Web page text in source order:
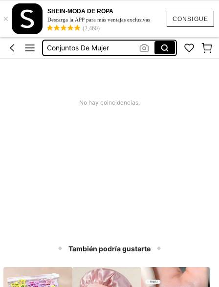
CONSIGUE
×
SHEIN-MODA DE ROPA
Descarga la APP para más ventajas exclusivas
(2,460)
Conjuntos Elegantes Para Dama
Conjunto De 2 Piezas Para Mujer
Conjuntos
Conjuntos De Mujer
No hay coincidencias.
También podría gustarte